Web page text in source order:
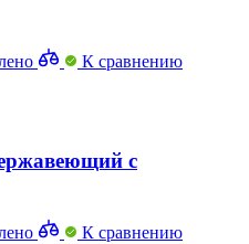
К сравнению
с
К сравнению